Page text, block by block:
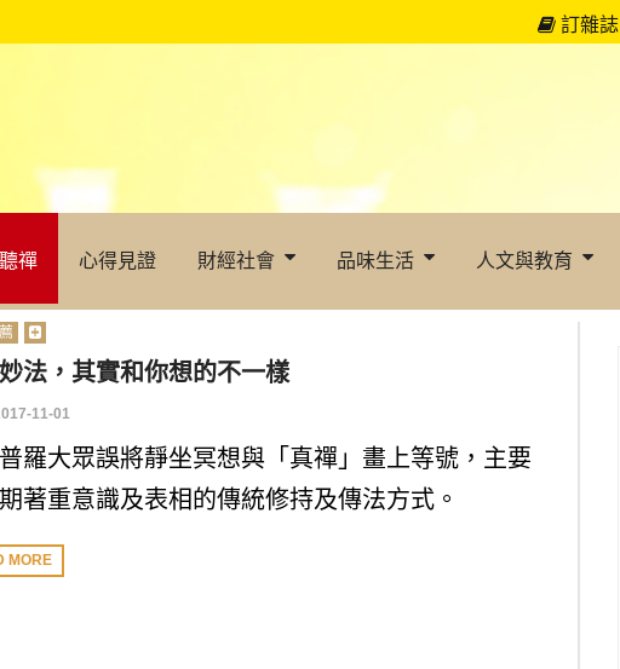
訂雜誌
聽禪 心得見證 財經社會 品味生活 人文與教育
法，其實和你想的不一樣
11-01
羅大眾誤將靜坐冥想與「真禪」畫上等號，主要
著重意識及表相的傳統修持及傳法方式。
MORE